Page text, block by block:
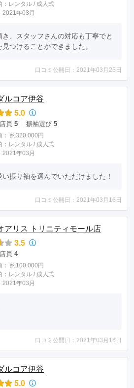
レンタル / 成人式
2021年03月
、スタッフさんの対応も丁寧でと
つけることができました。
口コミ公開日：2021年03月25日
ルコア伊谷
5.0
店員 5 振袖選び 5
約320,000円
レンタル / 成人式
2021年03月
振り袖を選んでいただけました！
口コミ公開日：2021年03月16日
アリス トリニティモール店
3.5
店員 4
約100,000円
レンタル / 成人式
2021年03月
口コミ公開日：2021年03月16日
ルコア伊谷
5.0